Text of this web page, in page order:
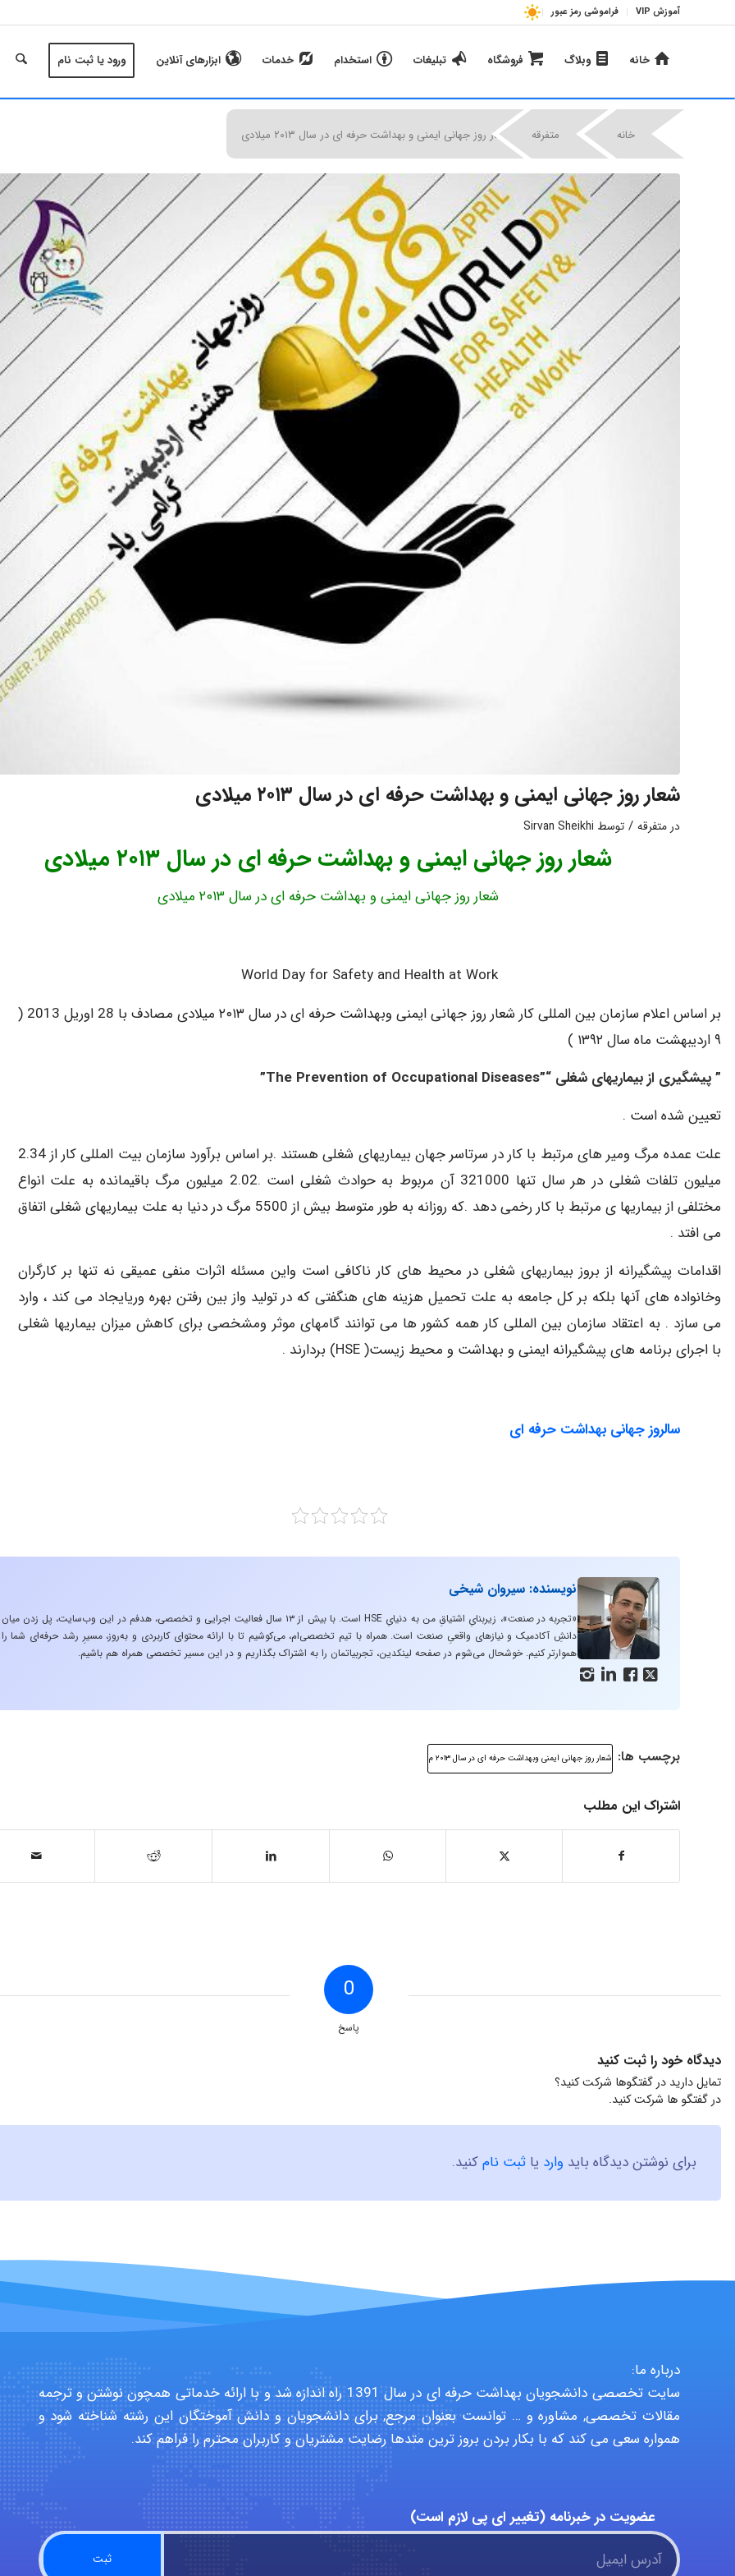
آموزش VIP فراموشی رمز عبور
خانه وبلاگ فروشگاه تبلیغات استخدام خدمات ابزارهای آنلاین ورود یا ثبت نام
خانه متفرقه |شعار روز جهانی ایمنی و بهداشت حرفه ای در سال ۲۰۱۳ میلادی
شعار روز جهانی ایمنی و بهداشت حرفه ای در سال ۲۰۱۳ میلادی
درمتفرقه / توسط Sirvan Sheikhi
شعار روز جهانی ایمنی و بهداشت حرفه ای در سال ۲۰۱۳ میلادی
شعار روز جهانی ایمنی و بهداشت حرفه ای در سال ۲۰۱۳ میلادی
World Day for Safety and Health at Work
بر اساس اعلام سازمان بین المللی کار شعار روز جهانی ایمنی وبهداشت حرفه ای در سال ۲۰۱۳ میلادی مصادف با 28 اوریل 2013 (
۹ اردیبهشت ماه سال ۱۳۹۲ )
” پیشگیری از بیماریهای شغلی “”The Prevention of Occupational Diseases”
تعیین شده است .
علت عمده مرگ ومیر های مرتبط با کار در سرتاسر جهان بیماریهای شغلی هستند .بر اساس برآورد سازمان بیت المللی کار از 2.34
میلیون تلفات شغلی در هر سال تنها 321000 آن مربوط به حوادث شغلی است .2.02 میلیون مرگ باقیمانده به علت انواع
مختلفی از بیماریها ی مرتبط با کار رخمی دهد .که روزانه به طور متوسط بیش از 5500 مرگ در دنیا به علت بیماریهای شغلی اتفاق
می افتد .
اقدامات پیشگیرانه از بروز بیماریهای شغلی در محیط های کار ناکافی است واین مسئله اثرات منفی عمیقی نه تنها بر کارگران
وخانواده های آنها بلکه بر کل جامعه به علت تحمیل هزینه های هنگفتی که در تولید واز بین رفتن بهره وریایجاد می کند ، وارد
می سازد . به اعتقاد سازمان بین المللی کار همه کشور ها می توانند گامهای موثر ومشخصی برای کاهش میزان بیماریها شغلی
با اجرای برنامه های پیشگیرانه ایمنی و بهداشت و محیط زیست( HSE) بردارند .
سالروز جهانی بهداشت حرفه ای
   
نویسنده: سیروان شیخی
«تجربه در صنعت»، زیربنایِ اشتیاقِ من به دنیایِ HSE است. با بیش از ۱۳ سال فعالیت اجرایی و تخصصی، هدفم در این وب‌سایت، پل زدن میان
دانشِ آکادمیک و نیازهای واقعیِ صنعت است. همراه با تیم تخصصی‌ام، می‌کوشیم تا با ارائه محتوای کاربردی و به‌روز، مسیرِ رشد حرفه‌ای شما را
هموارتر کنیم. خوشحال می‌شوم در صفحه لینکدین، تجربیاتمان را به اشتراک بگذاریم و در این مسیر تخصصی همراه هم باشیم.
برچسب ها: شعار روز جهانی ایمنی وبهداشت حرفه ای در سال ۲۰۱۳ م
اشتراک این مطلب
0
پاسخ
دیدگاه خود را ثبت کنید
تمایل دارید در گفتگوها شرکت کنید؟
در گفتگو ها شرکت کنید.
برای نوشتن دیدگاه باید وارد یا ثبت نامکنید.
درباره ما:
سایت تخصصی دانشجویان بهداشت حرفه ای در سال 1391 راه اندازه شد و با ارائه خدماتی همچون نوشتن و ترجمه
مقالات تخصصی, مشاوره و … توانست بعنوان مرجع, برای دانشجویان و دانش آموختگان این رشته شناخته شود و
همواره سعی می کند که با بکار بردن بروز ترین متدها رضایت مشتریان و کاربران محترم را فراهم کند.
عضویت در خبرنامه (تغییر ای پی لازم است)